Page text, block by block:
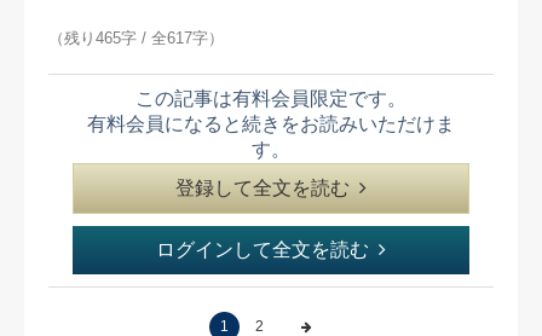
（残り465字 / 全617字）
この記事は有料会員限定です。
有料会員になると続きをお読みいただけま
す。
登録して全文を読む
ログインして全文を読む
1 2